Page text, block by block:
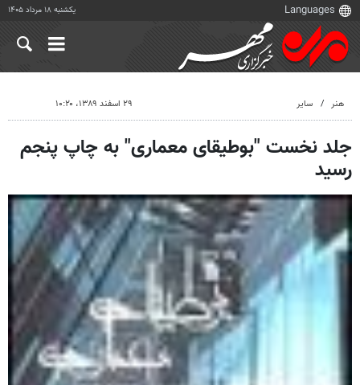
یکشنبه ۱۸ مرداد ۱۴۰۵
هنر سایر ۲۹ اسفند ۱۳۸۹، ۱۰:۲۰
جلد نخست "بوطیقای معماری" به چاپ پنجم
رسید